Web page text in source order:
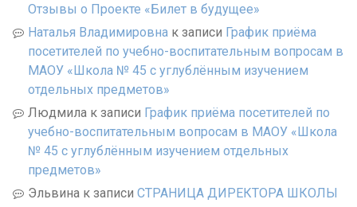
Отзывы о Проекте «Билет в будущее»
Наталья Владимировна к записи График приёма
посетителей по учебно-воспитательным вопросам в
МАОУ «Школа № 45 с углублённым изучением
отдельных предметов»
Людмила к записи График приёма посетителей по
учебно-воспитательным вопросам в МАОУ «Школа
№ 45 с углублённым изучением отдельных
предметов»
Эльвина к записи СТРАНИЦА ДИРЕКТОРА ШКОЛЫ